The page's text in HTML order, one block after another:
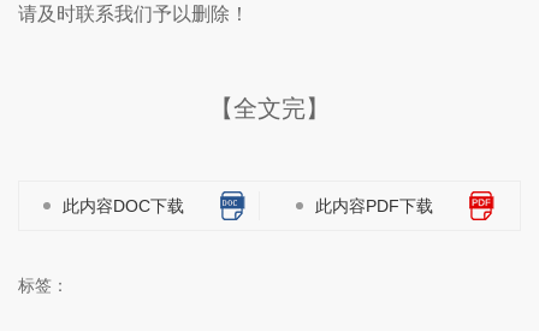
请及时联系我们予以删除！
【全文完】
此内容DOC下载 此内容PDF下载
标签：